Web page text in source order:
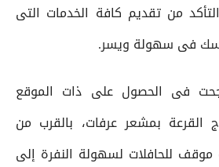
من تقديم كافة الخدمات التى
فى سهولة ويسر.
فى الحصول على ذات الموقع
القرعة بمشعر عرفات، بالقرب من
للحافلات لسهولة النفرة إلى